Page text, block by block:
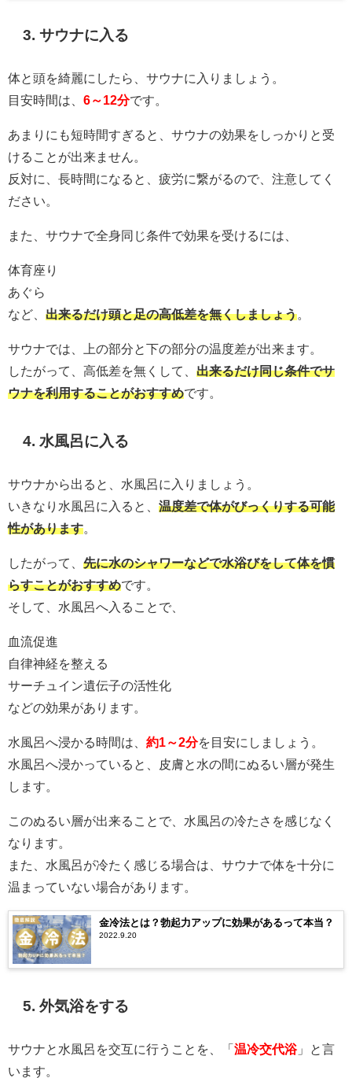
3. サウナに入る
体と頭を綺麗にしたら、サウナに入りましょう。
目安時間は、 6～12分です。
あまりにも短時間すぎると、サウナの効果をしっかりと受
けることが出来ません。
反対に、長時間になると、疲労に繋がるので、注意してく
ださい。
また、サウナで全身同じ条件で効果を受けるには、
体育座り
あぐら
など、 出来るだけ頭と足の高低差を無くしましょう
サウナでは、上の部分と下の部分の温度差が出来ます。
したがって、高低差を無くして、 出来るだけ同じ条件でサ
ウナを利用することがおすすめです。
4. 水風呂に入る
サウナから出ると、水風呂に入りましょう。
いきなり水風呂に入ると、 温度差で体がびっくりする可能
性があります
したがって、 先に水のシャワーなどで水浴びをして体を慣
らすことがおすすめです。
そして、水風呂へ入ることで、
血流促進
自律神経を整える
サーチュイン遺伝子の活性化
などの効果があります。
水風呂へ浸かる時間は、 約1～2分を目安にしましょう。
水風呂へ浸かっていると、皮膚と水の間にぬるい層が発生
します。
このぬるい層が出来ることで、水風呂の冷たさを感じなく
なります。
また、水風呂が冷たく感じる場合は、サウナで体を十分に
温まっていない場合があります。
金冷法とは？勃起力アップに効果があるって本当？
2022.9.20
5. 外気浴をする
サウナと水風呂を交互に行うことを、「 温冷交代浴 」と言
います。